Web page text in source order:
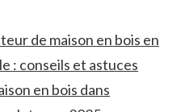
de maison en bois en
: conseils et astuces
en bois dans